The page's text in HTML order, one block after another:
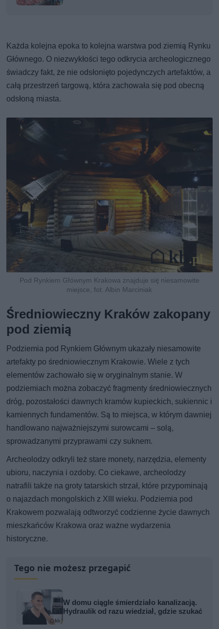
Każda kolejna epoka to kolejna warstwa pod ziemią Rynku
Głównego. O niezwykłości tego odkrycia archeologicznego
świadczy fakt, że nie odsłonięto pojedynczych artefaktów, a
całą przestrzeń targową, która zachowała się pod obecną
odsłoną miasta.
Pod Rynkiem Głównym Krakowa znajduje się niesamowite
miejsce, fot. Albin Marciniak
Średniowieczny Kraków zakopany
pod ziemią
Podziemia pod Rynkiem Głównym ukazały niesamowite
artefakty po średniowiecznym Krakowie. Wiele z tych
elementów zachowało się w oryginalnym stanie. W
podziemiach można zobaczyć fragmenty średniowiecznych
dróg, pozostałości dawnych kramów kupieckich, sukiennic i
kamiennych fundamentów. Są to miejsca, w którym dawniej
handlowano najważniejszymi surowcami – solą,
sprowadzanymi przyprawami czy suknem.
Archeolodzy odkryli też stare monety, narzędzia, elementy
ubioru, naczynia i ozdoby. Co ciekawe, archeolodzy
natrafili także na groty tatarskich strzał, które przypominają
o najazdach mongolskich z XIII wieku. Podziemia pod
Krakowem pozwalają odtworzyć codzienne życie dawnych
mieszkańców Krakowa oraz ważne wydarzenia
historyczne.
Tego nie możesz przegapić
W domu ciągle śmierdziało kanalizacją.
Hydraulik od razu wiedział, gdzie szukać